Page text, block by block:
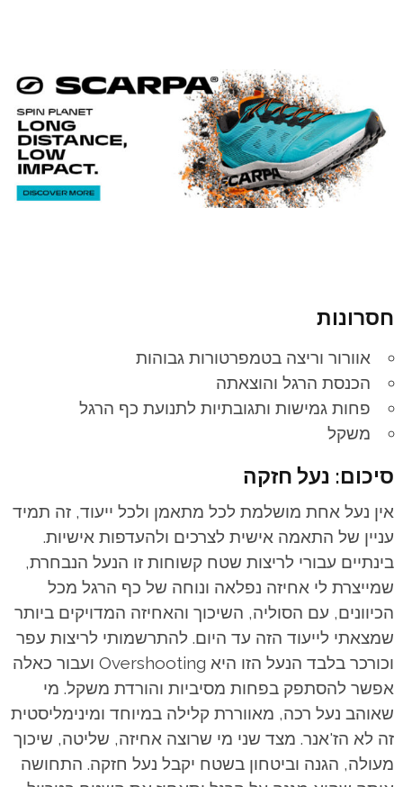
חסרונות
אוורור וריצה בטמפרטורות גבוהות
הכנסת הרגל והוצאתה
פחות גמישות ותגובתיות לתנועת כף הרגל
משקל
סיכום: נעל חזקה
אין נעל אחת מושלמת לכל מתאמן ולכל ייעוד, זה תמיד
עניין של התאמה אישית לצרכים ולהעדפות אישיות.
בינתיים עבורי לריצות שטח קשוחות זו הנעל הנבחרת,
שמייצרת לי אחיזה נפלאה ונוחה של כף הרגל מכל
הכיוונים, עם הסוליה, השיכוך והאחיזה המדויקים ביותר
שמצאתי לייעוד הזה עד היום. להתרשמותי לריצות עפר
וכורכר בלבד הנעל הזו היא Overshooting ועבור כאלה
אפשר להסתפק בפחות מסיביות והורדת משקל. מי
שאוהב נעל רכה, מאווררת קלילה במיוחד ומינימליסטית
זה לא הז'אנר. מצד שני מי שרוצה אחיזה, שליטה, שיכוך
מעולה, הגנה וביטחון בשטח יקבל נעל חזקה. התחושה